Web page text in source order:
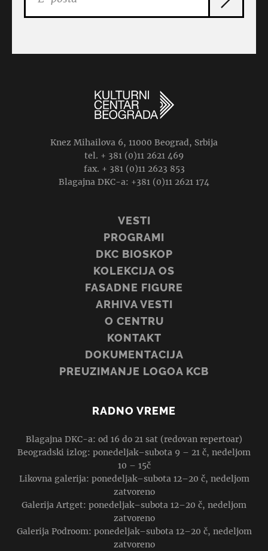
Knez Mihailova 6, 11000 Beograd, Srbija
tel. + 381 (0)11 2621 469
fax. + 381 (0)11 2623 853
Blagajna DKC-a: +381 (0)11 2621 174
VESTI
PROGRAMI
DKC BIOSKOP
KOLEKCIJA OS
FASADNE FIGURE
ARHIVA VESTI
O CENTRU
KONTAKT
DOKUMENTACIJA
PREUZIMANJE LOGOA KCB
RADNO VREME
Blagajna DKC-a: od 16 do 21 sat (redovan repertoar)
Beogradski izlog: ponedeljak–subota 9 – 21 č, nedeljom
10 – 15č
Likovna galerija: ponedeljak–subota 12–20 č, nedeljom
zatvoreno
Galerija Artget: ponedeljak–subota 12–20 č, nedeljom
zatvoreno
Galerija Podroom: ponedeljak–subota 12–20 č, nedeljom
zatvoreno